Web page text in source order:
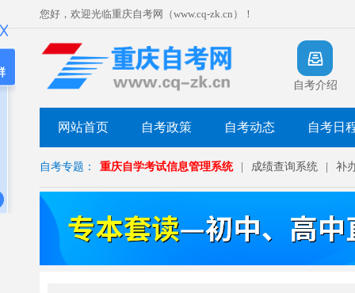
您好，欢迎光临重庆自考网（www.cq-zk.cn）！
自考介绍
网站首页 自考政策 自考动态 自考日
自考专题： 重庆自学考试信息管理系统 成绩查询系统 补